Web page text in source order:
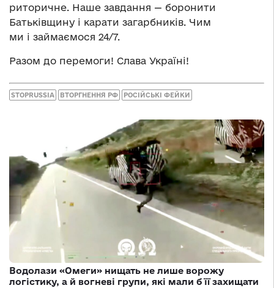
риторичне. Наше завдання — боронити
Батьківщину і карати загарбників. Чим
ми і займаємося 24/7.
Разом до перемоги! Слава Україні!
STOPRUSSIA ВТОРГНЕННЯ РФ РОСІЙСЬКІ ФЕЙКИ
Водолази «Омеги» нищать не лише ворожу
логістику, а й вогневі групи, які мали б її захищати